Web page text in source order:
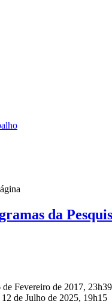
da
Fevereiro de 2017, 23h39
de Julho de 2025, 19h15